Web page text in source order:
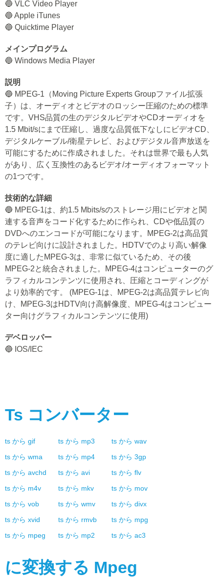
🔵 VLC Video Player
🔵 Apple iTunes
🔵 Quicktime Player
メインプログラム
🔵 Windows Media Player
説明
🔵 MPEG-1（Moving Picture Experts Groupファイル拡張
子）は、オーディオとビデオのロッシー圧縮のための標準
です。VHS品質の生のデジタルビデオやCDオーディオを
1.5 Mbit/sにまで圧縮し、過度な品質低下なしにビデオCD、
デジタルケーブル/衛星テレビ、およびデジタル音声放送を
可能にするために作成されました。それは世界で最も人気
があり、広く互換性のあるビデオ/オーディオフォーマット
の1つです。
技術的な詳細
🔵 MPEG-1は、約1.5 Mbits/sのストレージ用にビデオと関
連する音声をコード化するために作られ、CDや低品質の
DVDへのエンコードが可能になります。MPEG-2は高品質
のテレビ向けに設計されました。HDTVでのより高い解像
度に適したMPEG-3は、非常に似ているため、その後
MPEG-2と統合されました。MPEG-4はコンピューターのグ
ラフィカルコンテンツに使用され、圧縮とコーディングが
より効率的です。 (MPEG-1は、MPEG-2は高品質テレビ向
け、MPEG-3はHDTV向け高解像度、MPEG-4はコンピュー
ター向けグラフィカルコンテンツに使用)
デベロッパー
🔵 IOS/IEC
Ts コンバーター
ts から gif ts から mp3 ts から wav
ts から wma ts から mp4 ts から 3gp
ts から avchd ts から avi ts から flv
ts から m4v ts から mkv ts から mov
ts から vob ts から wmv ts から divx
ts から xvid ts から rmvb ts から mpg
ts から mpeg ts から mp2 ts から ac3
に変換する Mpeg